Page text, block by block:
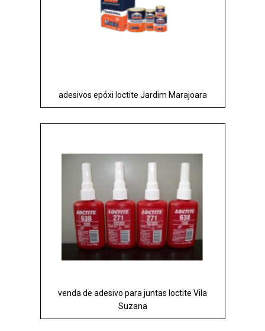
adesivos epóxi loctite Jardim Marajoara
venda de adesivo para juntas loctite Vila
Suzana